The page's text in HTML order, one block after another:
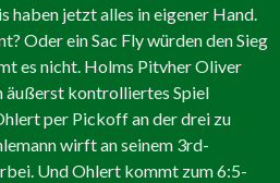
haben jetzt alles in eigener Hand.
Oder ein Sac Fly würden den Sieg
es nicht. Holms Pitvher Oliver
äußerst kontrolliertes Spiel
per Pickoff an der drei zu
wirft an seinem 3rd-
Und Ohlert kommt zum 6:5-